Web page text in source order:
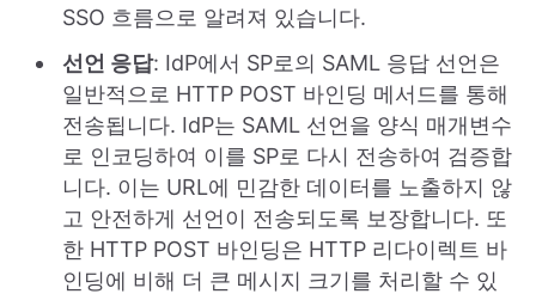
SSO 흐름으로 알려져 있습니다.
선언 응답: IdP에서 SP로의 SAML 응답 선언은
일반적으로 HTTP POST 바인딩 메서드를 통해
전송됩니다. IdP는 SAML 선언을 양식 매개변수
로 인코딩하여 이를 SP로 다시 전송하여 검증합
니다. 이는 URL에 민감한 데이터를 노출하지 않
고 안전하게 선언이 전송되도록 보장합니다. 또
한 HTTP POST 바인딩은 HTTP 리다이렉트 바
인딩에 비해 더 큰 메시지 크기를 처리할 수 있